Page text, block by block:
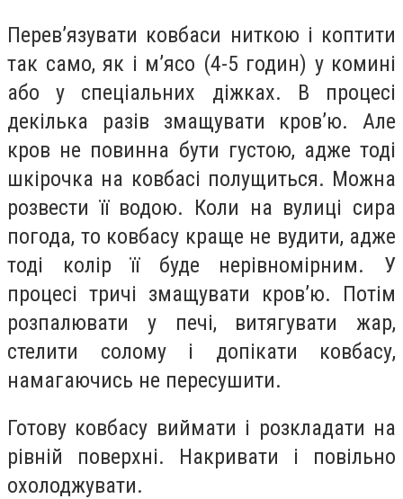
Перев’язувати ковбаси ниткою і коптити
так само, як і м’ясо (4-5 годин) у комині
або у спеціальних діжках. В процесі
декілька разів змащувати кров’ю. Але
кров не повинна бути густою, адже тоді
шкірочка на ковбасі полущиться. Можна
розвести її водою. Коли на вулиці сира
погода, то ковбасу краще не вудити, адже
тоді колір її буде нерівномірним. У
процесі тричі змащувати кров’ю. Потім
розпалювати у печі, витягувати жар,
стелити солому і допікати ковбасу,
намагаючись не пересушити.
Готову ковбасу виймати і розкладати на
рівній поверхні. Накривати і повільно
охолоджувати.